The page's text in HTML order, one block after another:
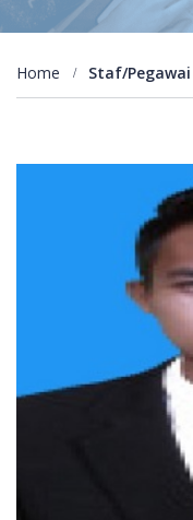
Home Staf/pegawai